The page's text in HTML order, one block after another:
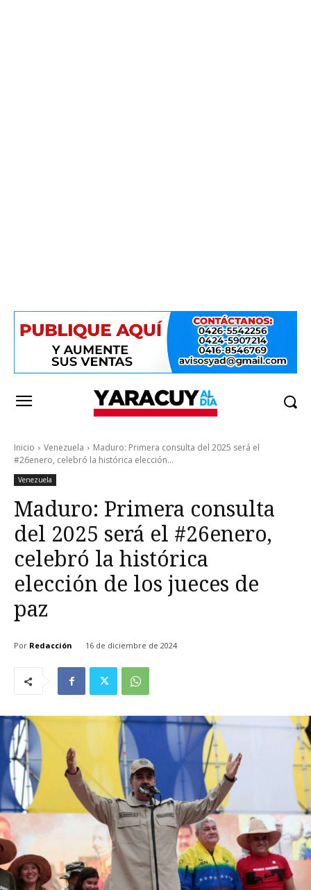
Inicio Venezuela
Maduro: Primera consulta del 2025 será el
#26enero, celebró la histórica elección...
Venezuela
Maduro: Primera consulta
del 2025 será el #26enero,
celebró la histórica
elección de los jueces de
paz
Por Redacción 16 de diciembre de 2024